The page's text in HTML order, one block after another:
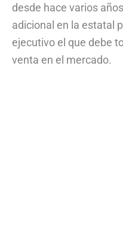
desde hace varios
adicional en la estatal
ejecutivo el que debe
venta en el mercado.